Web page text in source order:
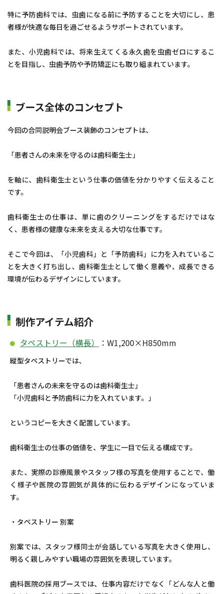
特に予防歯科では、虫歯になる前に予防することを大切にし、患
者様が快適な毎日を過ごせるようサポートされています。
また、小児歯科では、将来生えてくる永久歯を虫歯ゼロにするこ
とを目指し、虫歯予防や予防矯正にも取り組まれています。
ブース全体のコンセプト
今回の合同説明会ブース装飾のコンセプトは、
「患者さんの未来を守るのは歯科衛生士」
を軸に、歯科衛生士という仕事の価値を分かりやすく伝えること
です。
歯科衛生士の仕事は、単に歯のクリーニングをするだけではな
く、患者様の健康な未来を支える大切な仕事です。
そこで今回は、「小児歯科」と「予防歯科」に力を入れているこ
とを大きく打ち出し、歯科衛生士として働く意義や、成長できる
環境が伝わるデザインにしています。
制作アイテム紹介
タペストリー（横長） ：W1,200×H850mm
縦型タペストリーでは、
「患者さんの未来を守るのは歯科衛生士」
「小児歯科と予防歯科に力を入れています。」
というコピーを大きく配置しています。
歯科衛生士の仕事の価値を、学生に一目で伝える構成です。
また、実際の診療風景やスタッフ様の写真を使用することで、働
く様子や医院の雰囲気が具体的に伝わるデザインになっていま
す。
・タペストリー 別案
別案では、スタッフ様同士が会話している写真を大きく使用し、
明るく親しみやすい職場の雰囲気を表現しています。
歯科医院の採用ブースでは、仕事内容だけでなく「どんな人と働